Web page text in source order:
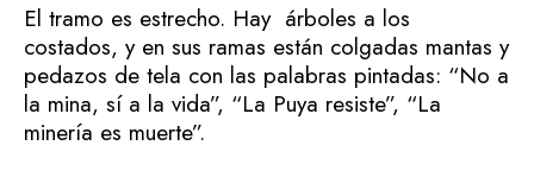
El tramo es estrecho. Hay árboles a los
costados, y en sus ramas están colgadas mantas y
pedazos de tela con las palabras pintadas: “No a
la mina, sí a la vida”, “La Puya resiste”, “La
minería es muerte”.